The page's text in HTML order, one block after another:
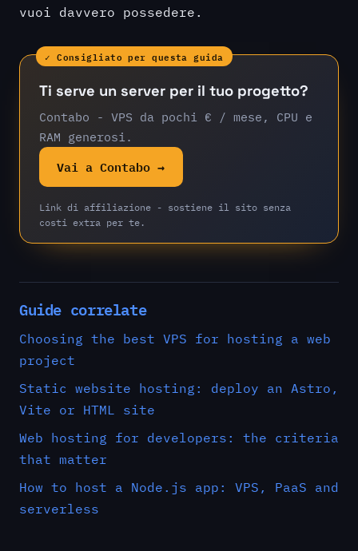
vuoi davvero possedere.
✓ Consigliato per questa guida
Ti serve un server per il tuo progetto?
Contabo - VPS da pochi € / mese, CPU e
RAM generosi.
Vai a Contabo →
Link di affiliazione - sostiene il sito senza
costi extra per te.
Guide correlate
Choosing the best VPS for hosting a web
project
Static website hosting: deploy an Astro,
Vite or HTML site
Web hosting for developers: the criteria
that matter
How to host a Node.js app: VPS, PaaS and
serverless